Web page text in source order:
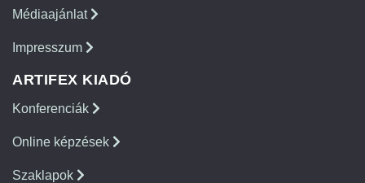
Médiaajánlat
Impresszum
ARTIFEX KIADÓ
Konferenciák
Online képzések
Szaklapok